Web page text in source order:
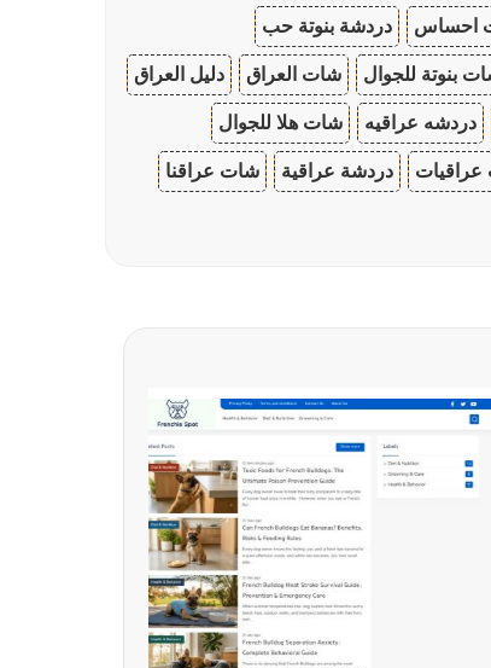
احساس دردشة بنوتة حب
بنوتة للجوال شات العراق دليل العراق
دردشه عراقيه شات هلا للجوال
دردشة عراقية شات عراقنا